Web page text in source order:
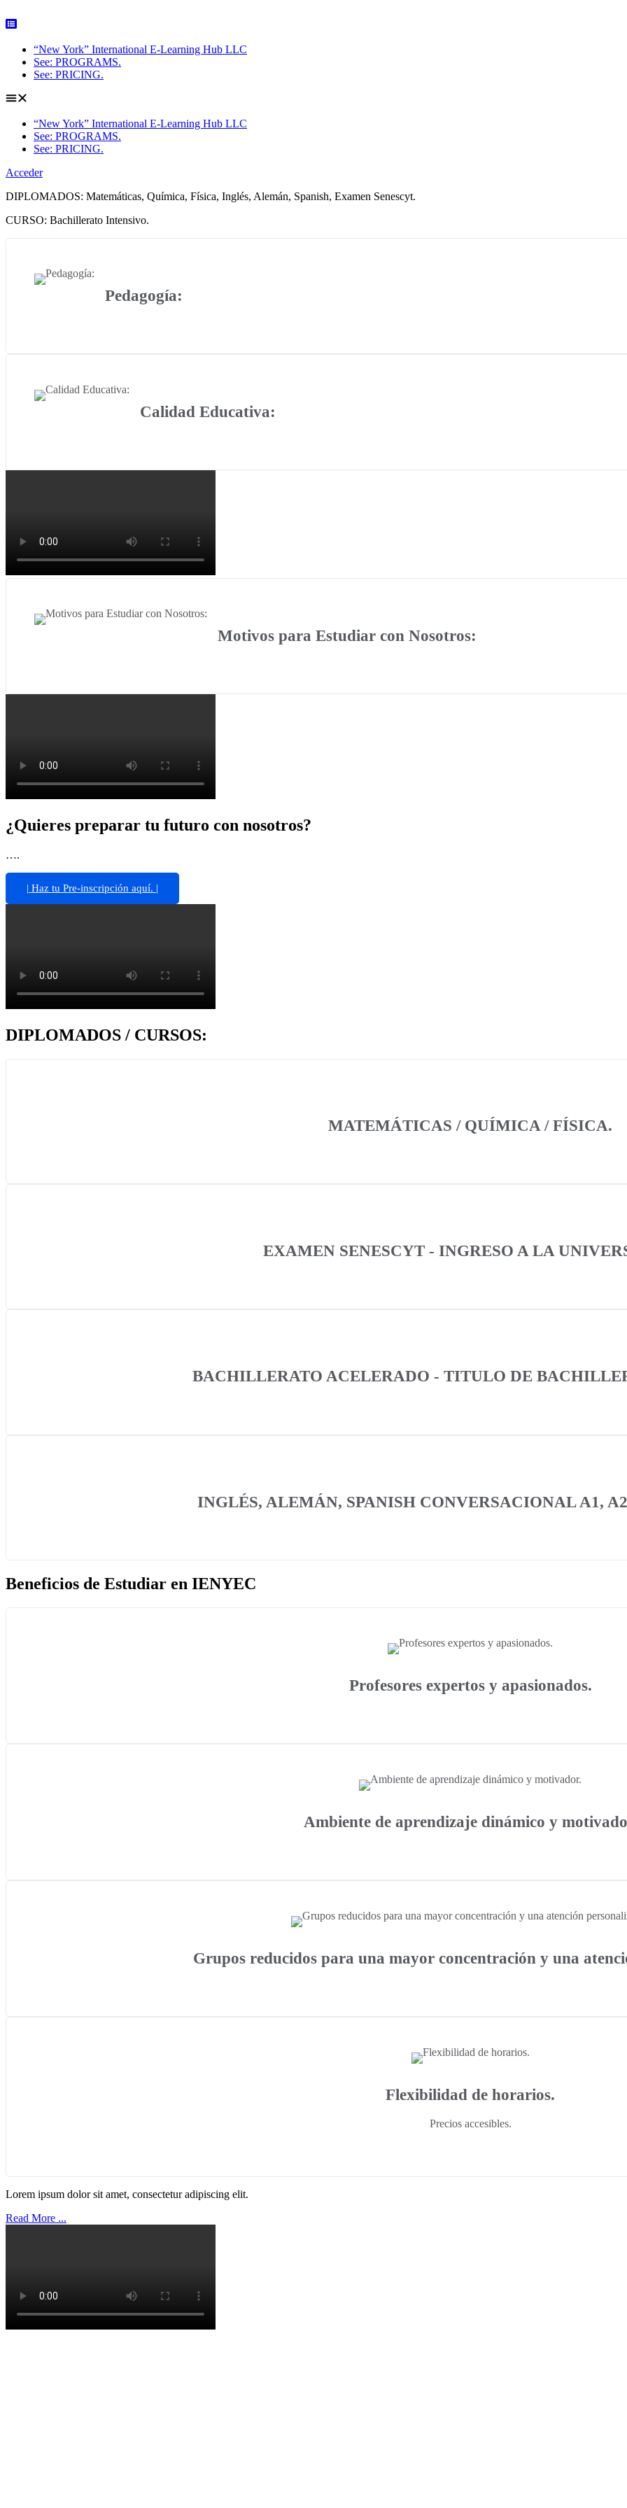
to
“New York” International E-Learning Hub LLC
See: PROGRAMS.
See: PRICING.
“New York” International E-Learning Hub LLC
See: PROGRAMS.
See: PRICING.
Acceder
DIPLOMADOS: Matemáticas, Química, Física, Inglés, Alemán, Spanish, Examen Senescyt.
CURSO: Bachillerato Intensivo.
Pedagogía:
Calidad Educativa:
Motivos para Estudiar con Nosotros:
¿Quieres preparar tu futuro con nosotros?
….
| Haz tu Pre-inscripción aquí. |
DIPLOMADOS / CURSOS:
MATEMÁTICAS / QUÍMICA / FÍSICA.
EXAMEN SENESCYT - INGRESO A LA
BACHILLERATO ACELERADO - TITULO DE
INGLÉS, ALEMÁN, SPANISH CONVERSACIONAL A1,
Beneficios de Estudiar en IENYEC
Profesores expertos y apasionados.
Ambiente de aprendizaje dinámico y
Grupos reducidos para una mayor concentración y una
Flexibilidad de horarios.
Precios accesibles.
Lorem ipsum dolor sit amet, consectetur adipiscing elit.
Read More ...